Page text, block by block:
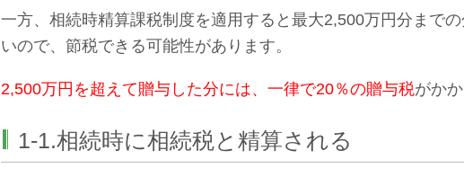
一方、相続時精算課税制度を適用すると最大2,500万円分まで
いので、節税できる可能性があります。
2,500万円を超えて贈与した分には、一律で20％の贈与税がかか
1-1.相続時に相続税と精算される